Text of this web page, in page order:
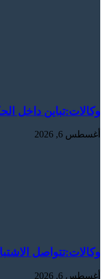
وكالات:‏تباين داخل
أغسطس 6, 2026
وكالات:‏تتواصل
أغسطس 6, 2026